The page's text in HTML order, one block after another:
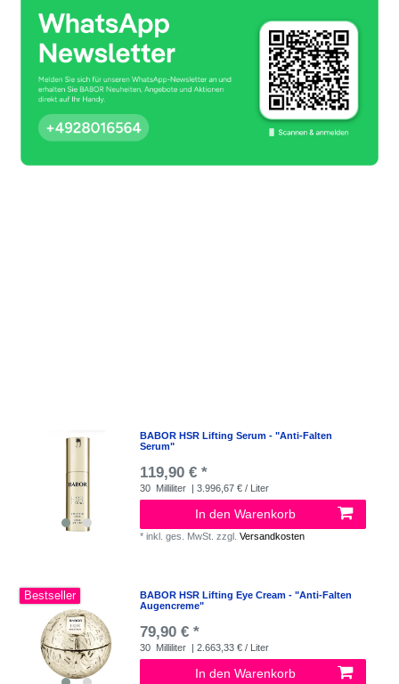
BABOR HSR Lifting Serum - "Anti-Falten
Serum"
119,90 € *
30 Milliliter | 3.996,67 € / Liter
In den Warenkorb
*inkl. ges. MwSt. zzgl.Versandkosten
Bestseller
BABOR HSR Lifting Eye Cream - "Anti-Falten
Augencreme"
79,90 € *
30 Milliliter | 2.663,33 € / Liter
In den Warenkorb